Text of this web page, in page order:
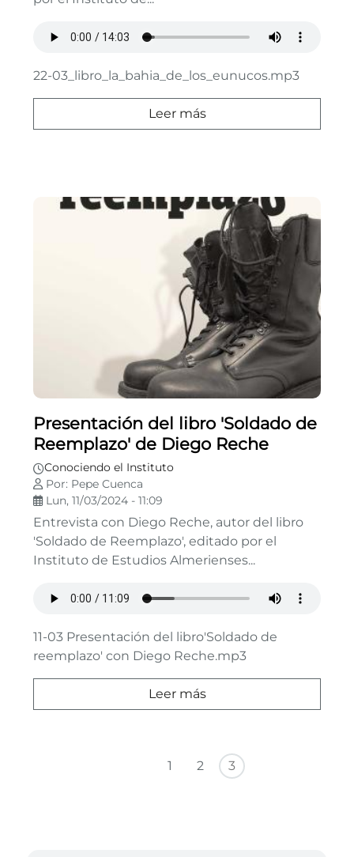
Leer más
22-03_libro_la_bahia_de_los_eunucos.mp3
Presentación del libro 'Soldado de
Reemplazo' de Diego Reche
Conociendo el Instituto
Por: Pepe Cuenca
Lun, 11/03/2024 - 11:09
Entrevista con Diego Reche, autor del libro
'Soldado de Reemplazo', editado por el
Instituto de Estudios Almerienses...
Leer más
11-03 Presentación del libro'Soldado de
reemplazo' con Diego Reche.mp3
Primera página
Página anterior
1 2 3